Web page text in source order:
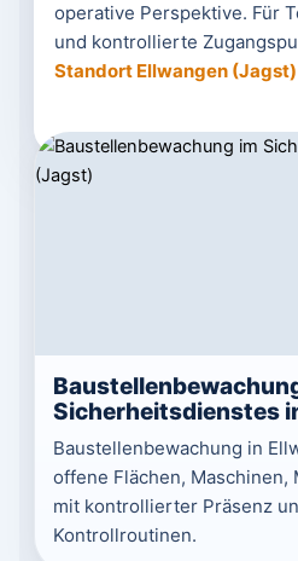
operative Perspektive. Für
und kontrollierte
Standort Ellwangen (Jagst)
Sicherheitsdienstes
Baustellenbewachung in
offene Flächen,
mit kontrollierter Präsenz
Kontrollroutinen.